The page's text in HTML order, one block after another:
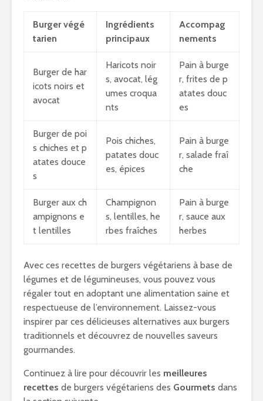
Burger végé
tarien
Ingrédients
principaux
Accompag
nements
Burger de har
icots noirs et
avocat
Haricots noir
s, avocat, lég
umes croqua
nts
Pain à burge
r, frites de p
atates douc
es
Burger de poi
s chiches et p
atates douce
s
Pois chiches,
patates douc
es, épices
Pain à burge
r, salade fraî
che
Burger aux ch
ampignons e
t lentilles
Champignon
s, lentilles, he
rbes fraîches
Pain à burge
r, sauce aux
herbes
Avec ces recettes de burgers végétariens à base de
légumes et de légumineuses, vous pouvez vous
régaler tout en adoptant une alimentation saine et
respectueuse de l’environnement. Laissez-vous
inspirer par ces délicieuses alternatives aux burgers
traditionnels et découvrez de nouvelles saveurs
gourmandes.
Continuez à lire pour découvrir les meilleures
recettes de burgers végétariens des Gourmets dans